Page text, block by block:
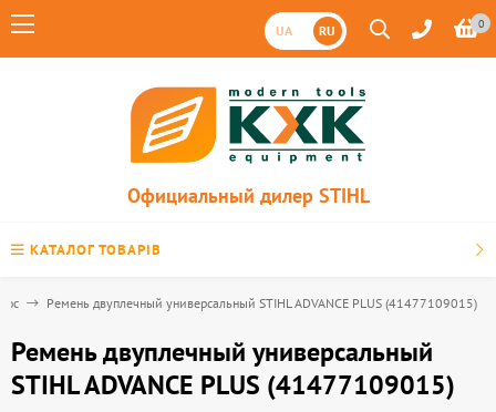
UA RU 0
Официальный дилер STIHL
КАТАЛОГ ТОВАРІВ
Ремень двуплечный универсальный STIHL ADVANCE PLUS (41477109015)
Ремень двуплечный универсальный
STIHL ADVANCE PLUS (41477109015)